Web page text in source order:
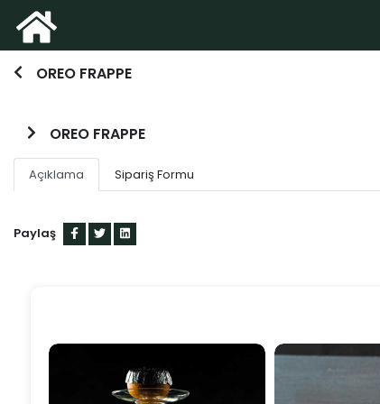
OREO FRAPPE
OREO FRAPPE
Açıklama Sipariş Formu
Paylaş